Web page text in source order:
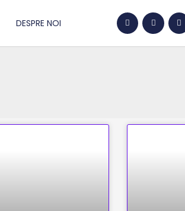
DESPRE NOI